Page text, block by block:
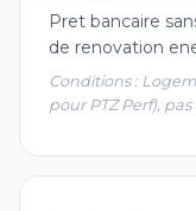
Pret bancaire
de renovation
Conditions :
pour PTZ Perf),